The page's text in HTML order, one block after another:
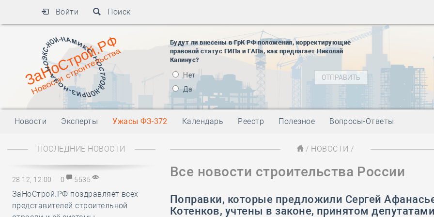
Войти Поиск
Будут ли внесены в ГрК РФ положения, корректирующие
правовой статус ГИПа и ГАПа, как предлагаетНиколай
Капинус?
Нет
Да
27 января
блокады
01 мая-
09 мая -
10 ноября
01 мая-
09 мая-
Новости Эксперты Ужасы ФЗ-372 Календарь Реестр Полезное Вопросы-Ответы
ПОСЛЕДНИЕ НОВОСТИ
28.12, 12:00 0 5535
ЗаНоСтрой.РФ поздравляет всех
представителей строительной
/ НОВОСТИ /
Все новости строительства России
Поправки, которые предложили Сергей
Котенков, учтены в законе, принятом депутатами